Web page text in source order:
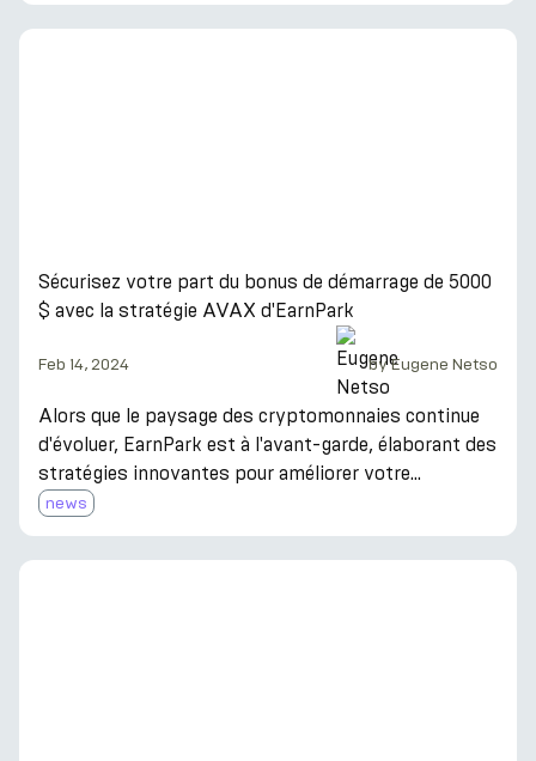
passivement sur votre ETH sans avoir à naviguer
Sécurisez votre part du bonus de démarrage de 5000
$ avec la stratégie AVAX d'EarnPark
Feb 14, 2024 byEugene Netso
Alors que le paysage des cryptomonnaies continue
d'évoluer, EarnPark est à l'avant-garde, élaborant des
stratégies innovantes pour améliorer votre
expérience d'investissement. Ce février, nous
sommes ravis d'introduire notre nouvelle
opportunité d'investissement : la stratégie de
news